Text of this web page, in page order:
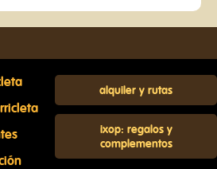
alquiler y rutas
ixop: regalos y
complementos